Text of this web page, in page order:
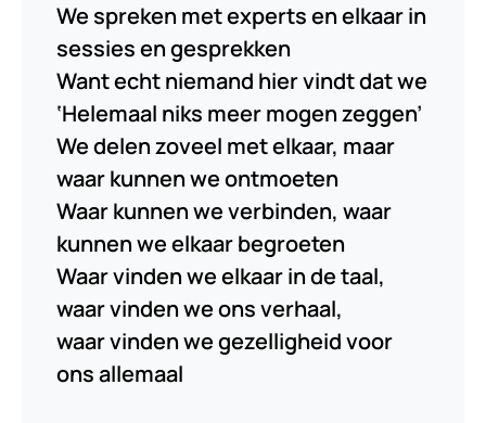
We spreken met experts en elkaar in
sessies en gesprekken
Want echt niemand hier vindt dat we
‘Helemaal niks meer mogen zeggen’
We delen zoveel met elkaar, maar
waar kunnen we ontmoeten
Waar kunnen we verbinden, waar
kunnen we elkaar begroeten
Waar vinden we elkaar in de taal,
waar vinden we ons verhaal,
waar vinden we gezelligheid voor
ons allemaal